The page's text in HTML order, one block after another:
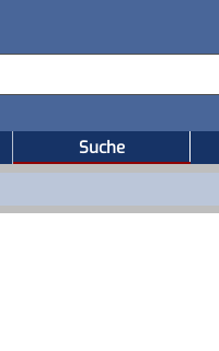
Suche